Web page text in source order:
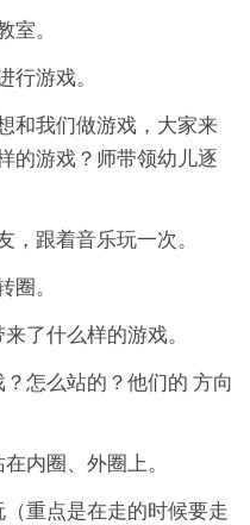
室。
行游戏。
和我们做游戏，大家来
的游戏？师带领幼儿逐
，跟着音乐玩一次。
圈。
了什么样的游戏。
怎么站的？他们的 方向
内圈、外圈上。
重点是在走的时候要走